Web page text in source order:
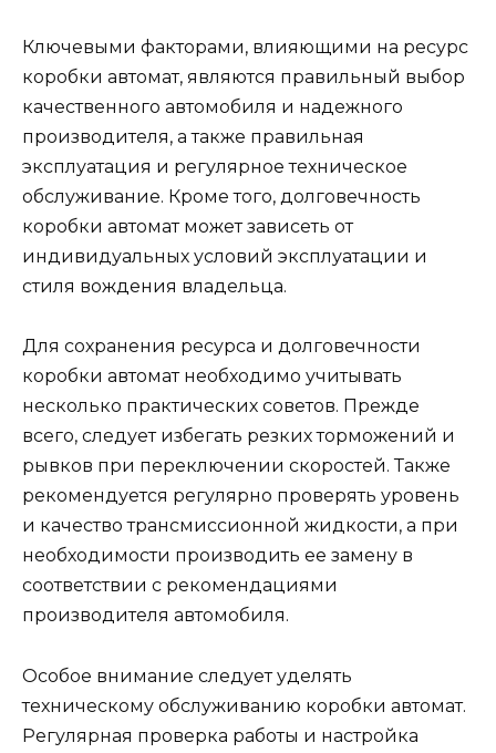
Ключевыми факторами, влияющими на ресурс
коробки автомат, являются правильный выбор
качественного автомобиля и надежного
производителя, а также правильная
эксплуатация и регулярное техническое
обслуживание. Кроме того, долговечность
коробки автомат может зависеть от
индивидуальных условий эксплуатации и
стиля вождения владельца.
Для сохранения ресурса и долговечности
коробки автомат необходимо учитывать
несколько практических советов. Прежде
всего, следует избегать резких торможений и
рывков при переключении скоростей. Также
рекомендуется регулярно проверять уровень
и качество трансмиссионной жидкости, а при
необходимости производить ее замену в
соответствии с рекомендациями
производителя автомобиля.
Особое внимание следует уделять
техническому обслуживанию коробки автомат.
Регулярная проверка работы и настройка